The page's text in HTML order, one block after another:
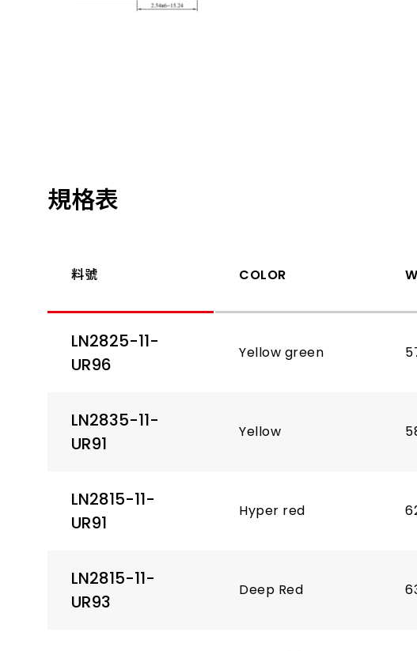
規格表
料號 COLOR
LN2825-11-
UR96
Yellow green
LN2835-11-
UR91
Yellow
LN2815-11-
UR91
Hyper red
LN2815-11-
UR93
Deep Red